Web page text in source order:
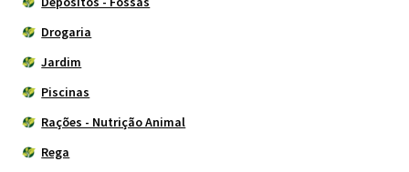
Drogaria
Jardim
Piscinas
Rações - Nutrição Animal
Rega